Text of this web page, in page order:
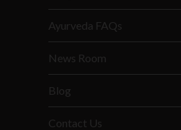
Ayurveda FAQs
News Room
Blog
Contact Us